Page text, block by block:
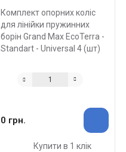
Комплект опорних коліс
для лінійки пружинних
борін Grand Max EcoTerra -
Standart - Universal 4 (шт)
0 грн.
Купити в 1 клік